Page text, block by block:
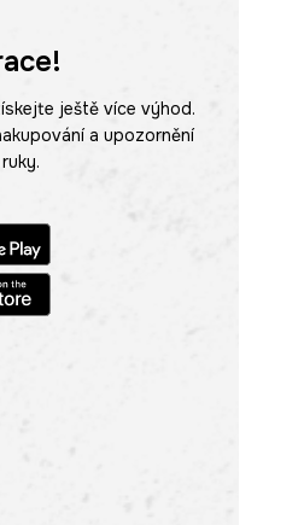
ještě více výhod.
a upozornění